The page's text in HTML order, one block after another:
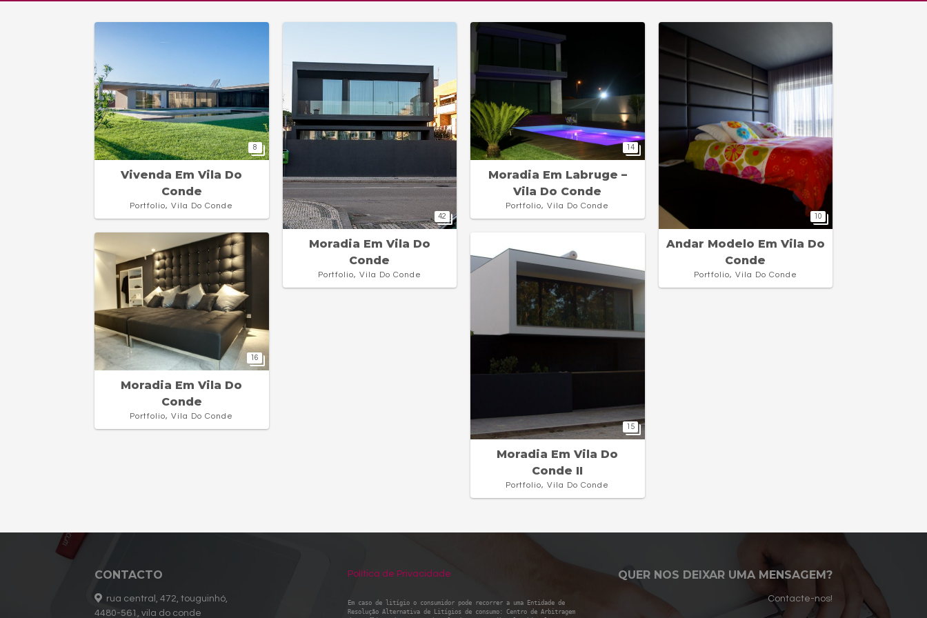
8
Vivenda Em Vila Do
Conde
Portfolio, Vila Do Conde
42
Moradia Em Vila Do
Conde
Portfolio, Vila Do Conde
14
Moradia Em Labruge –
Vila Do Conde
Portfolio, Vila Do Conde
10
Andar Modelo Em Vila Do
Conde
Portfolio, Vila Do Conde
16
Moradia Em Vila Do
Conde
Portfolio, Vila Do Conde
15
Moradia Em Vila Do
Conde II
Portfolio, Vila Do Conde
CONTACTO
rua central, 472, touguinhó,
4480-561, vila do conde
Política de Privacidade
Em caso de litígio o consumidor pode recorrer a uma Entidade de
Resolução Alternativa de Litígios de consumo: Centro de Arbitragem
QUER NOS DEIXAR UMA MENSAGEM?
Contacte-nos!